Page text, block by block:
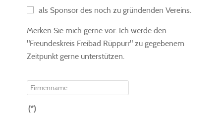
als Sponsor des noch zu gründenden Vereins.
Merken Sie mich gerne vor: Ich werde den
"Freundeskreis Freibad Rüppurr" zu gegebenem
Zeitpunkt gerne unterstützen.
(*)